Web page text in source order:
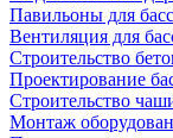
Павильоны для
Вентиляция для
Строительство
Проектирование
Строительство
Монтаж